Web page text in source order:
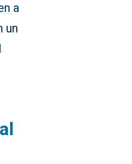
a
un